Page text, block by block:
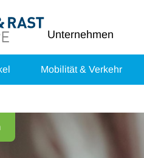
Unternehmen
Mobilität & Verkehr